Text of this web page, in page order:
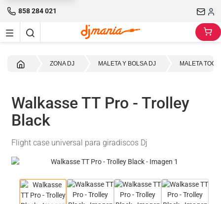
858 284 021
ZONA DJ MALETA Y BOLSA DJ MALETA
Walkasse TT Pro - Trolley
Black
Flight case universal para giradiscos Dj